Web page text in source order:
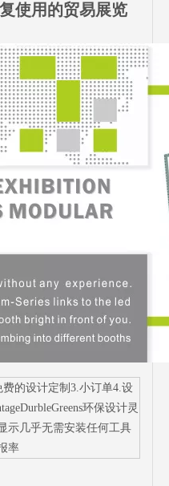
使用的贸易展览
的设计定制3.小订单4.设
环保设计灵
示几乎无需安装任何工具
率